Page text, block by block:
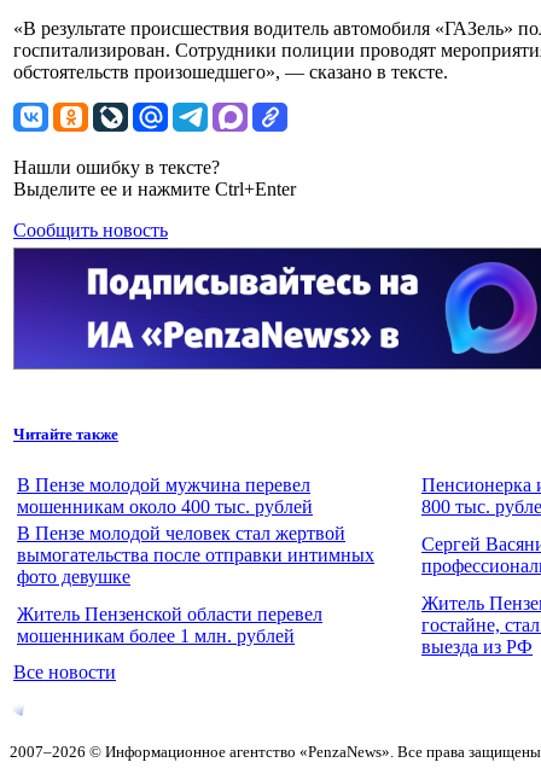
«В результате происшествия водитель автомобиля «ГАЗель»
госпитализирован. Сотрудники полиции проводят
обстоятельств произошедшего», — сказано в тексте.
Нашли ошибку в тексте?
Выделите ее и нажмите Ctrl+Enter
Сообщить новость
Читайте также
В Пензе молодой мужчина перевел
мошенникам около 400 тыс. рублей
Пенсионерка
800 тыс.
В Пензе молодой человек стал жертвой
вымогательства после отправки интимных
фото девушке
Сергей
Житель Пензенской области перевел
мошенникам более 1 млн. рублей
Житель
гостайне,
выезда из РФ
Все новости
2007–2026 © Информационное агентство «PenzaNews». Все права